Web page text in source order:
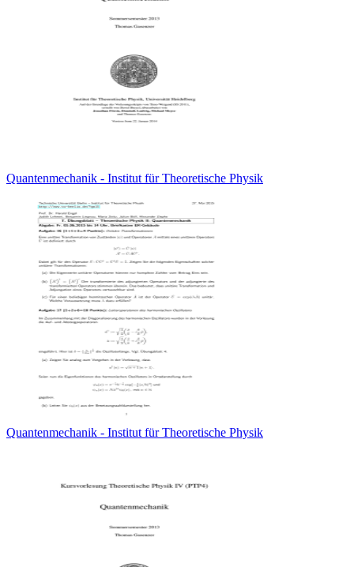
Quantenmechanik - Institut für Theoretische Physik
Quantenmechanik - Institut für Theoretische Physik